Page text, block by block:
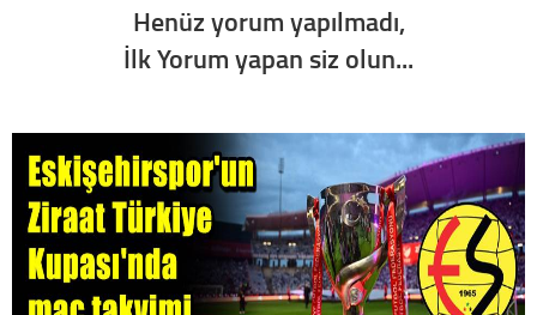
Henüz yorum yapılmadı,
İlk Yorum yapan siz olun...